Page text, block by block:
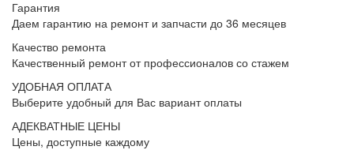
Гарантия
Даем гарантию на ремонт и запчасти до 36 месяцев
Качество ремонта
Качественный ремонт от профессионалов со стажем
УДОБНАЯ ОПЛАТА
Выберите удобный для Вас вариант оплаты
АДЕКВАТНЫЕ ЦЕНЫ
Цены, доступные каждому